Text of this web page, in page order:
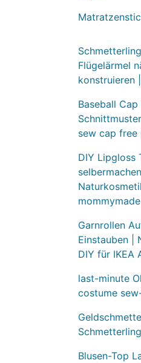
Flügelärmel
konstruieren
Baseball
sew cap free
DIY Lipgloss
mommymade
Garnrollen
Einstauben |
DIY für IKEA
last-minute
costume
Blusen-Top